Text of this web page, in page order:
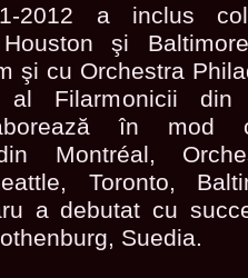
2012 a inclus
şi
şi cu Orchestra
Filarmonicii din
în mod
Montréal,
Toronto,
a debutat cu
Suedia.